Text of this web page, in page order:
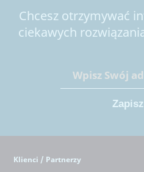
Chcesz otrzymywać
ciekawych
Klienci / Partnerzy